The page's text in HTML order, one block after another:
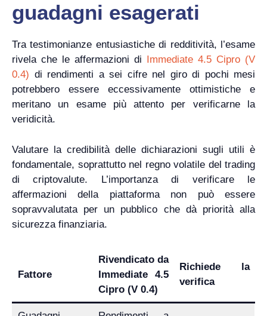
guadagni esagerati
Tra testimonianze entusiastiche di redditività, l’esame
rivela che le affermazioni di
Immediate 4.5 Cipro (V
0.4) di rendimenti a sei cifre nel giro di pochi mesi
potrebbero essere eccessivamente ottimistiche e
meritano un esame più attento per verificarne la
veridicità.
Valutare la credibilità delle dichiarazioni sugli utili è
fondamentale, soprattutto nel regno volatile del trading
di criptovalute. L’importanza di verificare le
affermazioni della piattaforma non può essere
sopravvalutata per un pubblico che dà priorità alla
sicurezza finanziaria.
Fattore
Rivendicato da
Immediate 4.5
Cipro (V 0.4)
Richiede la
verifica